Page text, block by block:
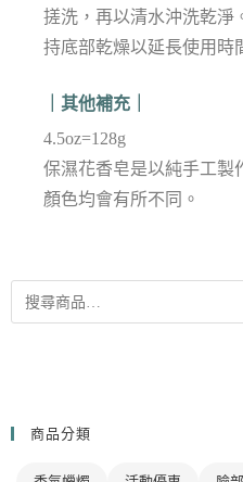
商品分類
搓洗，再以清水沖洗乾淨
持底部乾燥以延長使用時
｜其他補充｜
4.5oz=128g
保濕花香皂是以純手工製
顏色均會有所不同。